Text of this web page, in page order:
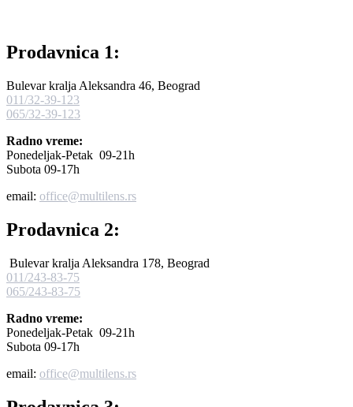
Prodavnica 1:
Bulevar kralja Aleksandra 46, Beograd
011/32-39-123
065/32-39-123
Radno vreme:
Ponedeljak-Petak 09-21h
Subota 09-17h
email: office@multilens.rs
Prodavnica 2:
Bulevar kralja Aleksandra 178, Beograd
011/243-83-75
065/243-83-75
Radno vreme:
Ponedeljak-Petak 09-21h
Subota 09-17h
email: office@multilens.rs